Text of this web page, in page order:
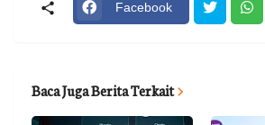
Facebook
Baca Juga Berita Terkait